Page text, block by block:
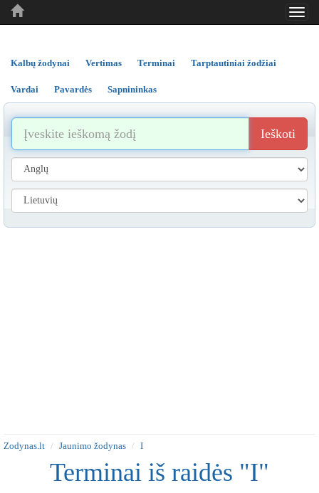
..
..
Kalbų žodynai Vertimas Terminai Tarptautiniai žodžiai
Vardai Pavardės Sapnininkas
Ieškoti
Zodynas.lt Jaunimo žodynas I
Terminai iš raidės "I"